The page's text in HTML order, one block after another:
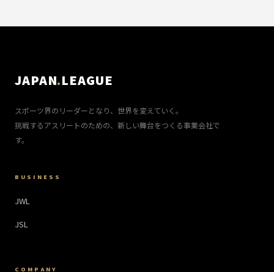
JAPAN.LEAGUE
スポーツ界のリーダーとなり、世界を変えていく。
挑戦するアスリートのための、新しい舞台をつくる事業会社で
す。
BUSINESS
JWL
JSL
COMPANY